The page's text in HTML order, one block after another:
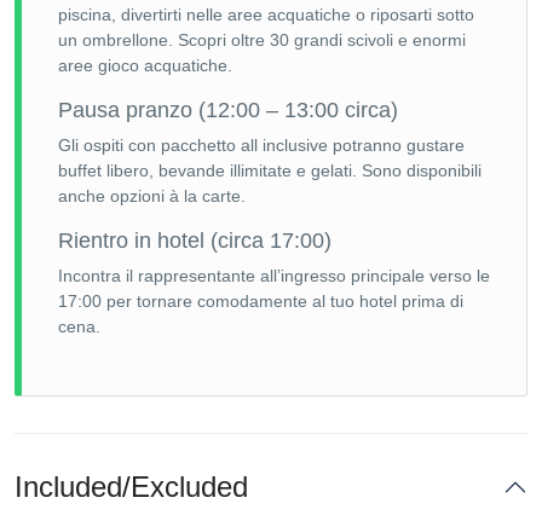
piscina, divertirti nelle aree acquatiche o riposarti sotto
un ombrellone. Scopri oltre 30 grandi scivoli e enormi
aree gioco acquatiche.
Pausa pranzo (12:00 – 13:00 circa)
Gli ospiti con pacchetto all inclusive potranno gustare
buffet libero, bevande illimitate e gelati. Sono disponibili
anche opzioni à la carte.
Rientro in hotel (circa 17:00)
Incontra il rappresentante all’ingresso principale verso le
17:00 per tornare comodamente al tuo hotel prima di
cena.
Included/Excluded